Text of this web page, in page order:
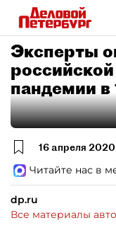
Эксперты
пандемии в
16 апреля 2020
Читайте нас в
dp.ru
Все материалы